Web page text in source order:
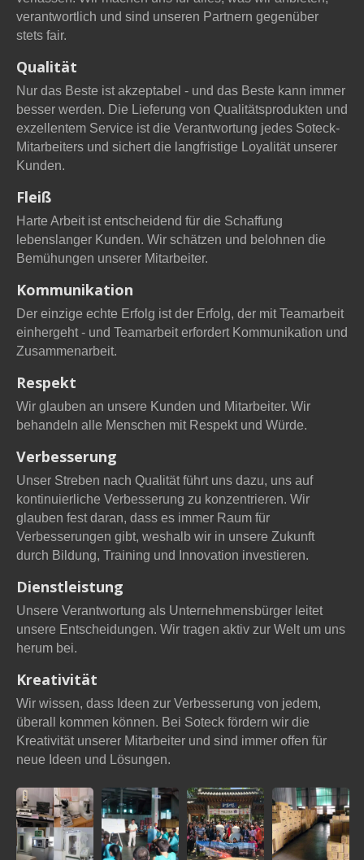
verantwortlich und sind unseren Partnern gegenüber
stets fair.
Qualität
Nur das Beste ist akzeptabel - und das Beste kann immer
besser werden. Die Lieferung von Qualitätsprodukten und
exzellentem Service ist die Verantwortung jedes Soteck-
Mitarbeiters und sichert die langfristige Loyalität unserer
Kunden.
Fleiß
Harte Arbeit ist entscheidend für die Schaffung
lebenslanger Kunden. Wir schätzen und belohnen die
Bemühungen unserer Mitarbeiter.
Kommunikation
Der einzige echte Erfolg ist der Erfolg, der mit Teamarbeit
einhergeht - und Teamarbeit erfordert Kommunikation und
Zusammenarbeit.
Respekt
Wir glauben an unsere Kunden und Mitarbeiter. Wir
behandeln alle Menschen mit Respekt und Würde.
Verbesserung
Unser Streben nach Qualität führt uns dazu, uns auf
kontinuierliche Verbesserung zu konzentrieren. Wir
glauben fest daran, dass es immer Raum für
Verbesserungen gibt, weshalb wir in unsere Zukunft
durch Bildung, Training und Innovation investieren.
Dienstleistung
Unsere Verantwortung als Unternehmensbürger leitet
unsere Entscheidungen. Wir tragen aktiv zur Welt um uns
herum bei.
Kreativität
Wir wissen, dass Ideen zur Verbesserung von jedem,
überall kommen können. Bei Soteck fördern wir die
Kreativität unserer Mitarbeiter und sind immer offen für
neue Ideen und Lösungen.